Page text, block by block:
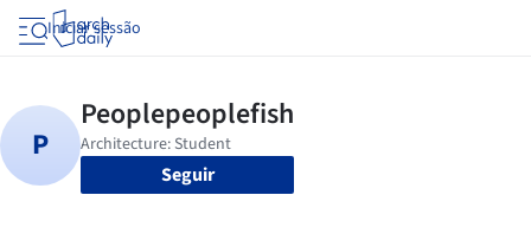
Iniciar sessão
Seguir